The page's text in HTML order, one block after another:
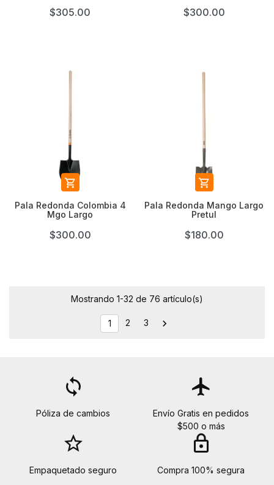
$305.00 $300.00

Pala Redonda Colombia 4
Mgo Largo
$300.00

Pala Redonda Mango Largo
Pretul
$180.00
Mostrando 1-32 de 76 artículo(s)
1 2 3 
loop
Póliza de cambios
flight
Envío Gratis en pedidos
$500 o más
star_border
Empaquetado seguro
lock
Compra 100% segura